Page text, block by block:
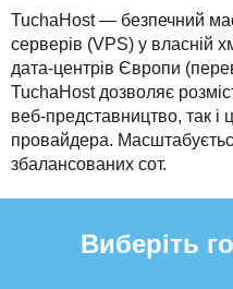
TuchaHost — безпечний
серверів (VPS) у власній
дата-центрів Європи
TuchaHost дозволяє
веб-представництво, так і
провайдера.
збалансованих сот.
Виберіть